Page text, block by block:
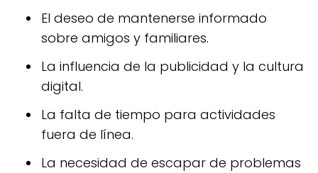
El deseo de mantenerse informado
sobre amigos y familiares.
La influencia de la publicidad y la cultura
digital.
La falta de tiempo para actividades
fuera de línea.
La necesidad de escapar de problemas